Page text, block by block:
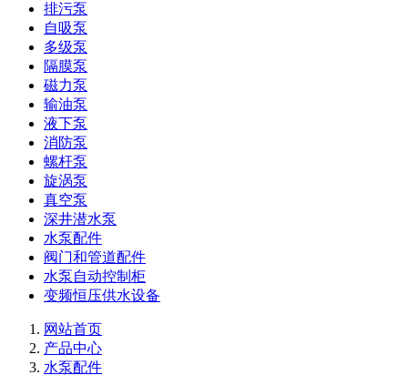
排污泵
自吸泵
多级泵
隔膜泵
磁力泵
输油泵
液下泵
消防泵
螺杆泵
旋涡泵
真空泵
深井潜水泵
水泵配件
阀门和管道配件
水泵自动控制柜
变频恒压供水设备
网站首页
产品中心
水泵配件